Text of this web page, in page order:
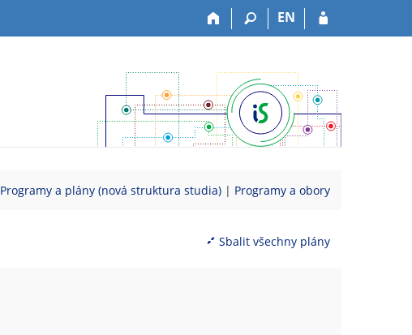
EN
Programy a plány (nová struktura studia) | Programy a obory
Sbalit všechny plány